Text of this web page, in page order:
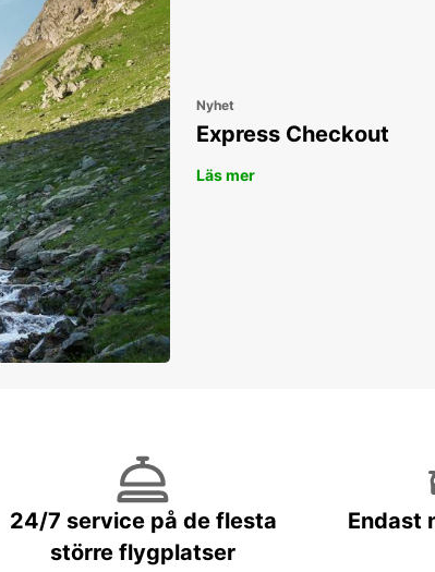
Nyhet
Express Checkout
Läs mer
24/7 service på de flesta
större flygplatser
Endast